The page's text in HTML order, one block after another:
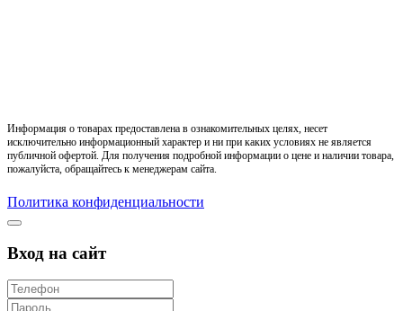
Информация о товарах предоставлена в ознакомительных целях, несет
исключительно информационный характер и ни при каких условиях не является
публичной офертой. Для получения подробной информации о цене и наличии товара,
пожалуйста, обращайтесь к менеджерам сайта.
Политика конфиденциальности
Вход на сайт